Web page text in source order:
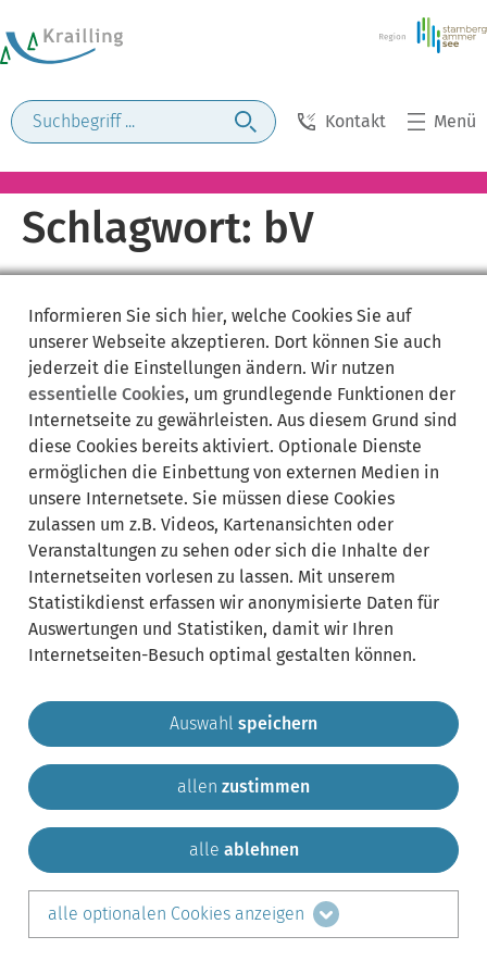
Kontakt Menü
Schlagwort: bV
Gemeinde Krailling Impressum
Sitemap
Kontakt
teilen auf:
LinkedIn
Informieren Sie sich hier, welche Cookies Sie auf
unserer Webseite akzeptieren. Dort können Sie auch
jederzeit die Einstellungen ändern. Wir nutzen
essentielle Cookies, um grundlegende Funktionen der
Internetseite zu gewährleisten. Aus diesem Grund sind
diese Cookies bereits aktiviert. Optionale Dienste
ermöglichen die Einbettung von externen Medien in
unsere Internetsete. Sie müssen diese Cookies
zulassen um z.B. Videos, Kartenansichten oder
Veranstaltungen zu sehen oder sich die Inhalte der
Internetseiten vorlesen zu lassen. Mit unserem
Statistikdienst erfassen wir anonymisierte Daten für
Auswertungen und Statistiken, damit wir Ihren
Internetseiten-Besuch optimal gestalten können.
Auswahl speichern
allen zustimmen
alle ablehnen
alle optionalen Cookies anzeigen